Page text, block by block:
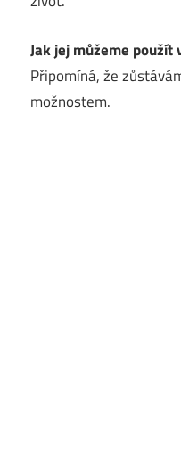
Jak jej můžeme použít
Připomíná, že
možnostem.